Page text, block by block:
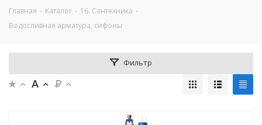
Главная - Каталог - 16. Сантехника -
Водосливная арматура, сифоны
Фильтр